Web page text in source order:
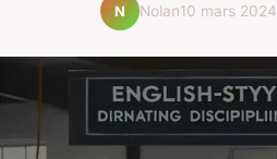
N Nolan10 mars 2024